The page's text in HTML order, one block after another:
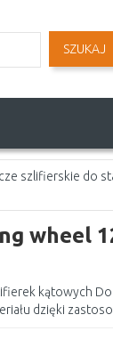
SZUKAJ
szlifierskie do
wheel
kątowych
dzięki